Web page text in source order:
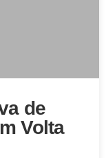
de
Volta